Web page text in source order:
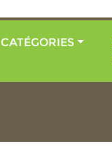
CATÉGORIES